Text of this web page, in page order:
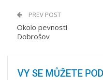
PREV POST
Okolo pevnosti
Dobrošov
VY SE MŮŽETE